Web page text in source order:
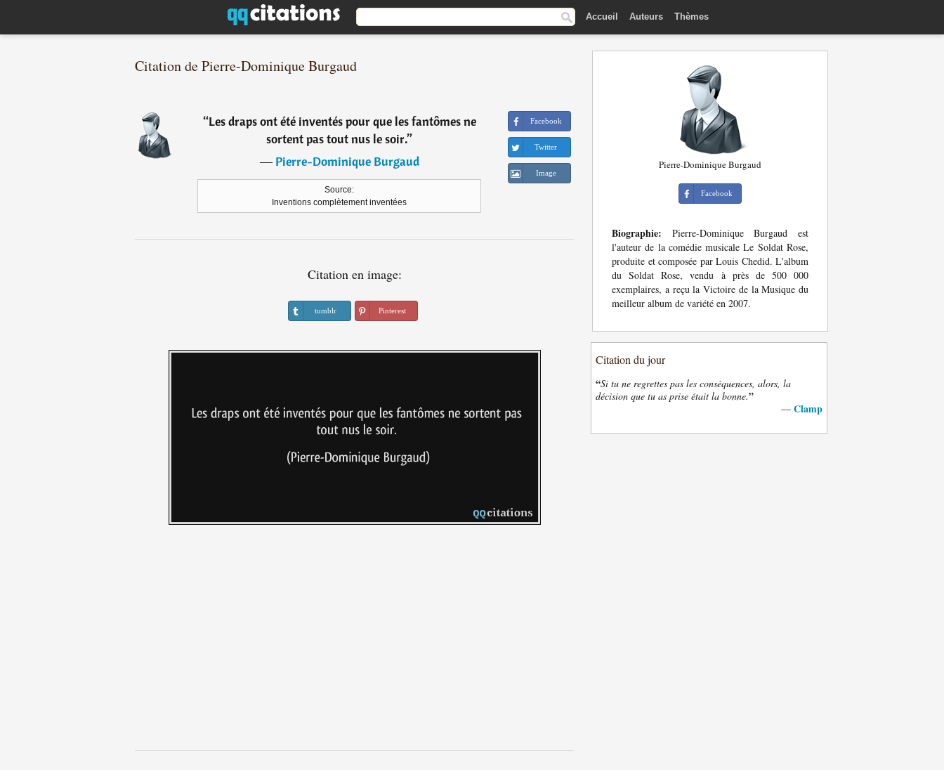
Accueil Auteurs Thèmes
Citation de Pierre-Dominique Burgaud
“Les draps ont été inventés pour que les fantômes ne
sortent pas tout nus le soir.”
―Pierre-Dominique Burgaud
Source:
Inventions complètement inventées
Facebook
Twitter
Image
Citation en image:
tumblr Pinterest
Pierre-Dominique Burgaud
Facebook
Biographie: Pierre-Dominique Burgaud est
l'auteur de la comédie musicale Le Soldat Rose,
produite et composée par Louis Chedid. L'album
du Soldat Rose, vendu à près de 500 000
exemplaires, a reçu la Victoire de la Musique du
meilleur album de variété en 2007.
Citation du jour
“Si tu ne regrettes pas les conséquences, alors, la
décision que tu as prise était la bonne.”
— Clamp